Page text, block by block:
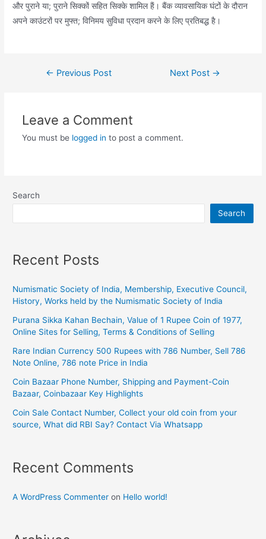
और पुराने या; पुराने सिक्कों सहित सिक्के शामिल हैं। बैंक व्यावसायिक घंटों के दौरान
अपने काउंटरों पर मुफ्त; विनिमय सुविधा प्रदान करने के लिए प्रतिबद्ध है।
Post← Previous Post Next Post →
Leave a Comment
You must be logged in to post a comment.
Search
Search
Recent Posts
Numismatic Society of India, Membership, Executive Council,
History, Works held by the Numismatic Society of India
Purana Sikka Kahan Bechain, Value of 1 Rupee Coin of 1977,
Online Sites for Selling, Terms & Conditions of Selling
Rare Indian Currency 500 Rupees with 786 Number, Sell 786
Note Online, 786 note Price in India
Coin Bazaar Phone Number, Shipping and Payment-Coin
Bazaar, Coinbazaar Key Highlights
Coin Sale Contact Number, Collect your old coin from your
source, What did RBI Say? Contact Via Whatsapp
Recent Comments
A WordPress Commenter on Hello world!